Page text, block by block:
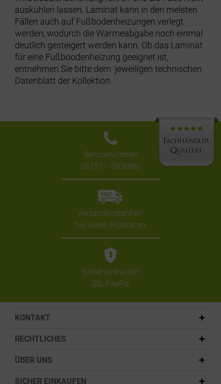
auskühlen lassen. Laminat kann in den meisten
Fällen auch auf Fußbodenheizungen verlegt
werden, wodurch die Wärmeabgabe noch einmal
deutlich gesteigert werden kann. Ob das Laminat
für eine Fußboodenheizung geeignet ist,
entnehmen Sie bitte dem jeweiligen technischen
Datenblatt der Kollektion.
Servicenummer
06151 - 7808880
Versandkostenfrei*
bei vielen Produkten
Sicher einkaufen:
SSL,PayPal
KONTAKT
RECHTLICHES
ÜBER UNS
SICHER EINKAUFEN